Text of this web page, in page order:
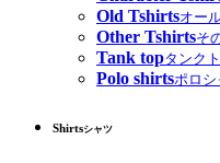
Old Tshirtsオー
Other Tshirtsそ
Tank topタンク
Polo shirtsポロシ
Shirtsシャツ